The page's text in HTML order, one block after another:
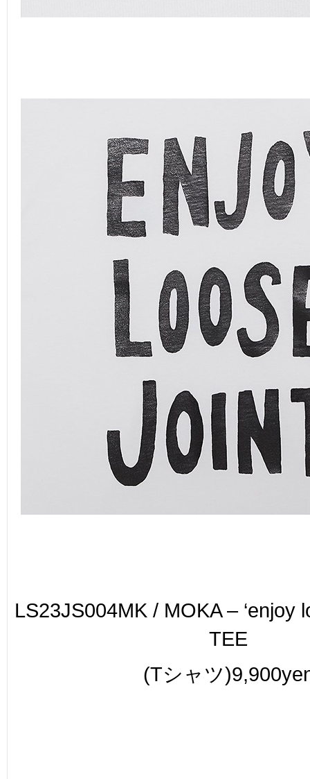
LS23JS004MK / MOKA – ‘enjoy
TEE
(Tシャツ